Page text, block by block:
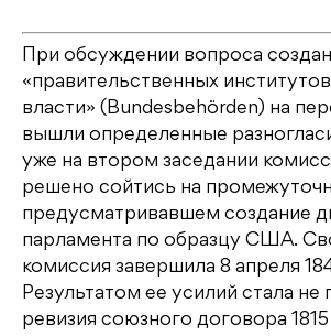
При обсуждении вопроса
«правительственных
власти» (Bundesbehörden) на
вышли определенные
уже на втором заседании
решено сойтись на
предусматривавшем создание
парламента по образцу США.
комиссия завершила 8 апреля
Результатом ее усилий стала не
ревизия союзного договора 1815